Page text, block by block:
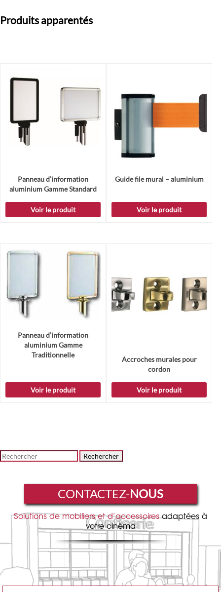
Produits apparentés
Panneau d’information
aluminium Gamme Standard
Voir le produit
Guide file mural – aluminium
Voir le produit
Panneau d’information
aluminium Gamme
Traditionnelle
Voir le produit
Accroches murales pour
cordon
Voir le produit
Rechercher
CONTACTEZ-NOUS
Solutions de mobiliers et d’accessoiresadaptées à
votre cinéma